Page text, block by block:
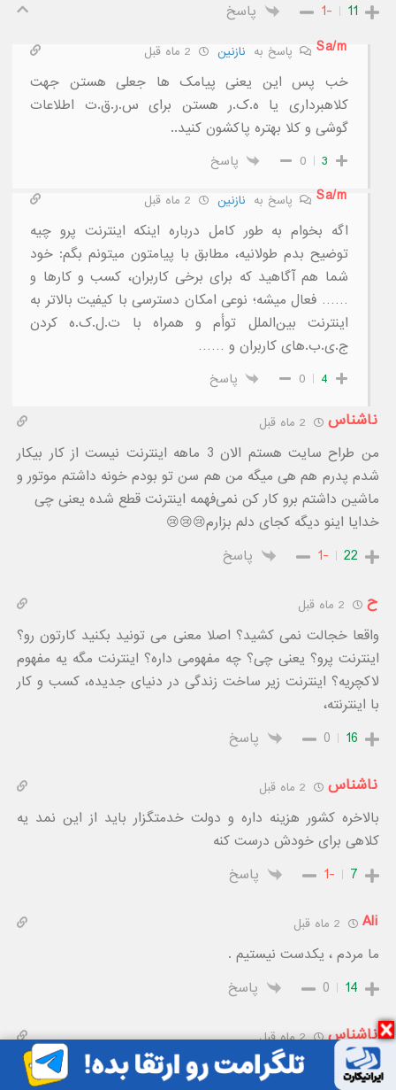
11
-1
پاسخ
Sa/m
پاسخ به نازنین
خب پس این یعنی پیامک ها جعلی هستن جهت
کلاهبرداری یا ه.ک.ر هستن برای س.ر.ق.ت اطلاعات
گوشی و کلا بهتره پاکشون کنید..
3
0 پاسخ
Sa/m پاسخ به نازنین
اگه بخوام به طور کامل درباره اینکه اینترنت پرو چیه
توضیح بدم طولانیه، مطابق با پیامتون میتونم بگم: خود
شما هم آگاهید که برای برخی کاربران، کسب و کارها و
…… فعال میشه؛ نوعی امکان دسترسی با کیفیت بالاتر به
اینترنت بین‌الملل توأم و همراه با ت.ل.ک.ه کردن
ج.ی.ب.های کاربران و ……
4
0 پاسخ
ناشناس
من طراح سایت هستم الان 3 ماهه اینترنت نیست از کار بیکار
شدم پدرم هم هی میگه من هم سن تو بودم خونه داشتم موتور و
ماشین داشتم برو کار کن نمی‌فهمه اینترنت قطع شده یعنی چی
خدایا اینو دیگه کجای دلم بزارم😢😢😢
22
-1 پاسخ
ح
واقعا خجالت نمی کشید؟ اصلا معنی می تونید بکنید کارتون رو؟
اینترنت پرو؟ یعنی چی؟ چه مفهومی داره؟ اینترنت مگه یه مفهوم
لاکچریه؟ اینترنت زیر ساخت زندگی در دنیای جدیده، کسب و کار
با اینترنته،
16
0 پاسخ
ناشناس
بالاخره کشور هزینه داره و دولت خدمتگزار باید از این نمد یه
کلاهی برای خودش درست کنه
7
-1 پاسخ
Ali
ما مردم ، یکدست نیستیم .
14
0 پاسخ
ناشناس 2 ماه قبل
من اینترنت پرو خریدم. سرعتش انصاف خیلی عالیه…